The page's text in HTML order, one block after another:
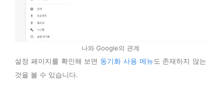
나와 Google의 관계
설정 페이지를 확인해 보면 동기화 사용 메뉴도 존재하지 않는
것을 볼 수 있습니다.